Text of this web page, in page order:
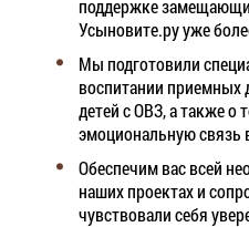
поддержке
Усыновите.ру уже
Мы подготовили
воспитании приемных
детей с ОВЗ, а также о
эмоциональную связь
Обеспечим вас всей
наших проектах и
чувствовали себя